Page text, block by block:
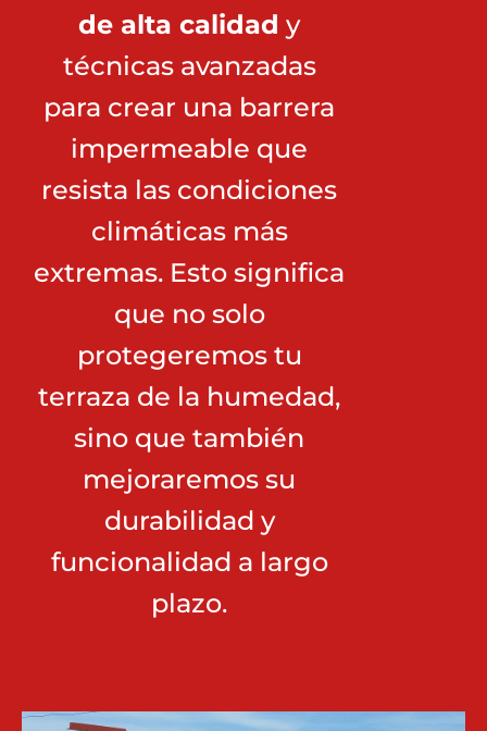
de alta calidad y
técnicas avanzadas
para crear una barrera
impermeable que
resista las condiciones
climáticas más
extremas. Esto significa
que no solo
protegeremos tu
terraza de la humedad,
sino que también
mejoraremos su
durabilidad y
funcionalidad a largo
plazo.